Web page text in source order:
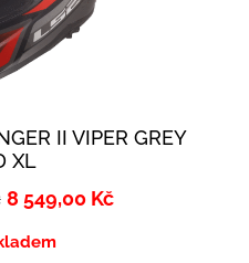
II VIPER GREY
XL
8 549,00 Kč